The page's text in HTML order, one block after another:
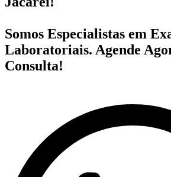
Somos Especialistas em
Laboratoriais. Agende
Consulta!